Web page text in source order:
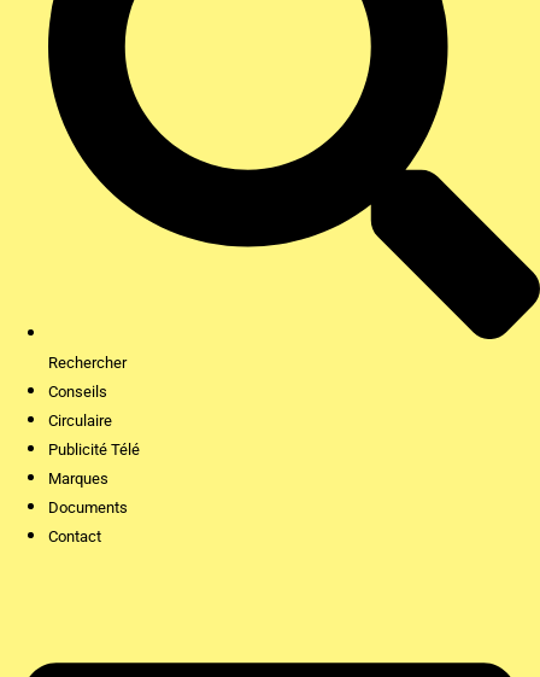
Rechercher
Conseils
Circulaire
Publicité Télé
Marques
Documents
Contact